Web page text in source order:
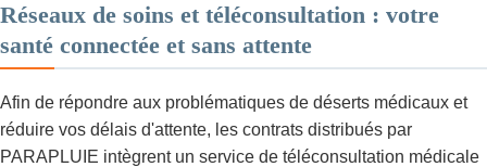
Réseaux de soins et téléconsultation : votre
santé connectée et sans attente
Afin de répondre aux problématiques de déserts médicaux et
réduire vos délais d'attente, les contrats distribués par
PARAPLUIE intègrent un service de téléconsultation médicale